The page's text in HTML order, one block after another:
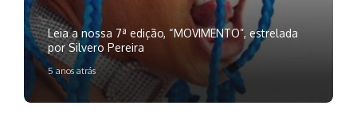
Leia a nossa 7ª edição, “MOVIMENTO”, estrelada
por Silvero Pereira
5 anos atrás